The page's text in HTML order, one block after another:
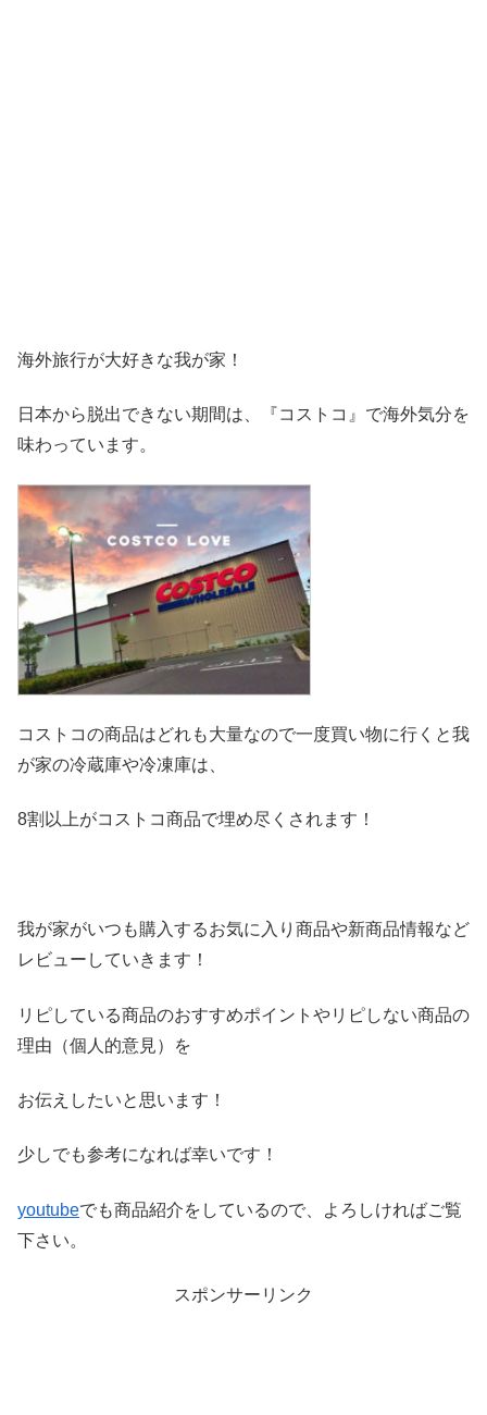
海外旅行が大好きな我が家！
日本から脱出できない期間は、『コストコ』 で海外気分を
味わっています。
コストコの商品はどれも大量なので一度買い物に行くと我
が家の冷蔵庫や冷凍庫は、
8割以上がコストコ商品で埋め尽くされます！
我が家がいつも購入するお気に入り商品や新商品情報など
レビ ューしていきます！
リピしている商品のおすすめポイントやリピしない商品の
理由（個人的意見）を
お伝えしたいと思います！
少しでも参考になれば幸いです！
youtubeでも商品紹介をしているので、よろしければご覧
下さい。
スポンサーリンク